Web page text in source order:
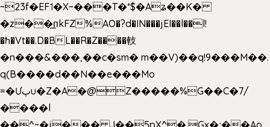
~23f�EF˦�X~���T�*$�Aʑ��K�
�z��͟пkFZ%AO�?d�IN���jEI��l��l!
�ħ�Vt��.D�BL��R�Z����䡋
�n���&���,��c�sm� m��V)��q!9���M��.
q(B����d��N��e���Mo
=�Ưپu�Z�A�@Z�����%G��C�7/
����l
��^~�j��� J��5pX^�.Gx�;��Ao